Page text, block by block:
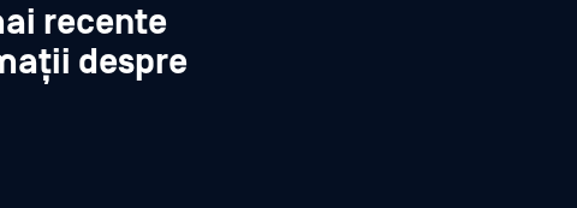
recente
despre